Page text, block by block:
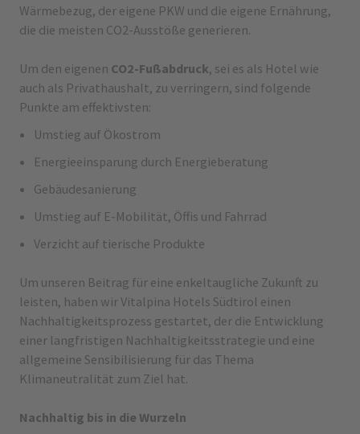
Wärmebezug, der eigene PKW und die eigene Ernährung,
die die meisten CO2-Ausstöße generieren.
Um den eigenen CO2-Fußabdruck, sei es als Hotel wie
auch als Privathaushalt, zu verringern, sind folgende
Punkte am effektivsten:
Umstieg auf Ökostrom
Energieeinsparung durch Energieberatung
Gebäudesanierung
Umstieg auf E-Mobilität, Öffis und Fahrrad
Verzicht auf tierische Produkte
Um unseren Beitrag für eine enkeltaugliche Zukunft zu
leisten, haben wir Vitalpina Hotels Südtirol einen
Nachhaltigkeitsprozess gestartet, der die Entwicklung
einer langfristigen Nachhaltigkeitsstrategie und eine
allgemeine Sensibilisierung für das Thema
Klimaneutralität zum Ziel hat.
Nachhaltig bis in die Wurzeln